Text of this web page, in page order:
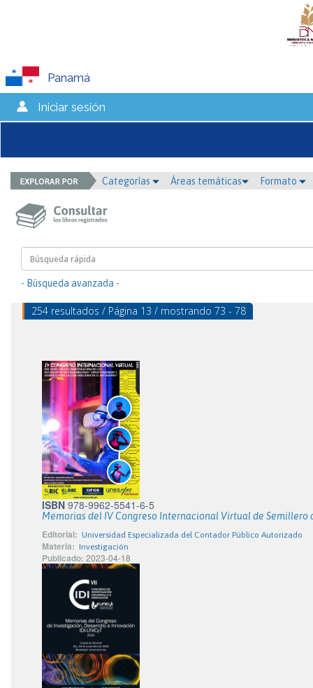
Panamá
Iniciar sesión
Categorías Áreas temáticas Formato
- Búsqueda avanzada -
254 resultados / Página 13 / mostrando 73 - 78
ISBN 978-9962-5541-6-5
Memorias del IV Congreso Internacional Virtual de
Editorial: Universidad Especializada del Contador Público Autorizado
Materia: Investigación
Publicado: 2023-04-18